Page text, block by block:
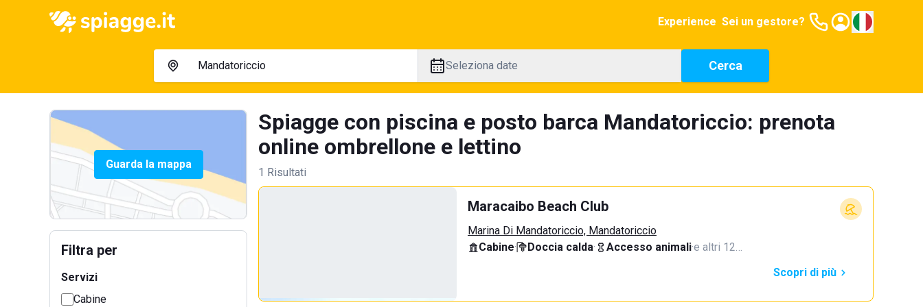
Experience Sei un gestore?
Seleziona date Cerca
Guarda la mappa
Filtra per
Servizi
Cabine
Spiagge con piscina e posto barca Mandatoriccio: prenota
online ombrellone e lettino
1 Risultati
Maracaibo Beach Club
Marina Di Mandatoriccio, Mandatoriccio
Cabine· Doccia calda· Accesso animali·e altri 12…
Scopri di più